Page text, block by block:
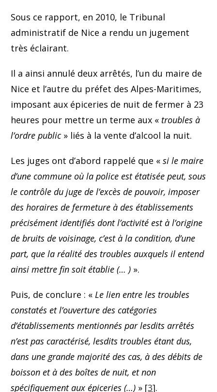
Sous ce rapport, en 2010, le Tribunal
administratif de Nice a rendu un jugement
très éclairant.
Il a ainsi annulé deux arrêtés, l’un du maire de
Nice et l’autre du préfet des Alpes-Maritimes,
imposant aux épiceries de nuit de fermer à 23
heures pour mettre un terme aux « troubles à
l’ordre public» liés à la vente d’alcool la nuit.
Les juges ont d’abord rappelé que «si le maire
d’une commune où la police est étatisée peut, sous
le contrôle du juge de l’excès de pouvoir, imposer
des horaires de fermeture à des établissements
précisément identifiés dont l’activité est à l’origine
de bruits de voisinage, c’est à la condition, d’une
part, que la réalité des troubles auxquels il entend
ainsi mettre fin soit établie (… ) ».
Puis, de conclure : «Le lien entre les troubles
constatés et l’ouverture des catégories
d’établissements mentionnés par lesdits arrêtés
n’est pas caractérisé, lesdits troubles étant dus,
dans une grande majorité des cas, à des débits de
boisson et à des boîtes de nuit, et non
spécifiquement aux épiceries (…) » [3].